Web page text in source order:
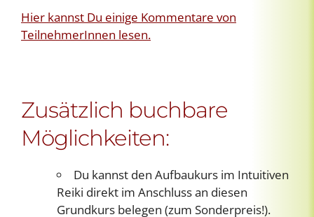
Hier kannst Du einige Kommentare von
TeilnehmerInnen lesen.
Zusätzlich buchbare
Möglichkeiten:
Du kannst den Aufbaukurs im Intuitiven
Reiki direkt im Anschluss an diesen
Grundkurs belegen (zum Sonderpreis!).